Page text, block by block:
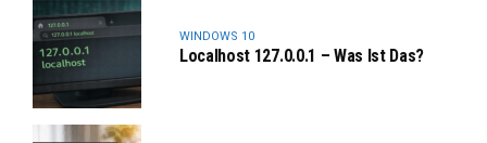
WINDOWS 10
Localhost 127.0.0.1 – Was Ist Das?